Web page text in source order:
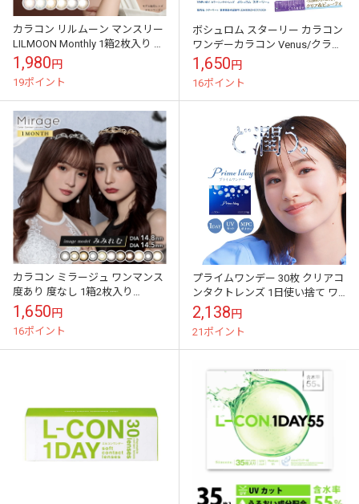
カラコン リルムーン マンスリー
LILMOON Monthly 1箱2枚入り 度
なし 1カ月 ワンマンス ナチュラ
ル ハーフ瞳 ...
1,980円
19ポイント
ボシュロム スターリー カラコン
ワンデーカラコン Venus/クラシ
ックブラウン Earth/カジュアル
オリーブ Jupiter...
1,650円
16ポイント
カラコン ミラージュ ワンマンス
度あり 度なし 1箱2枚入り
Mirage 1Month 1ヶ月用 フチあり
太フチ 盛り 高発...
1,650円
16ポイント
プライムワンデー 30枚 クリアコ
ンタクトレンズ 1日使い捨て ワ
ンデー 高含水 UV
2,138円
21ポイント